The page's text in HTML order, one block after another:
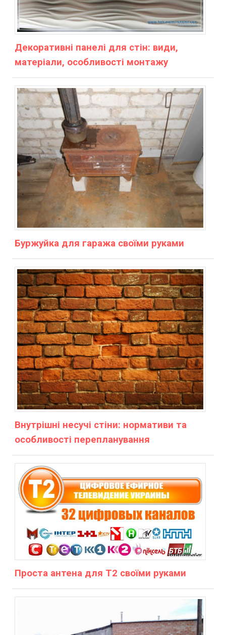
Декоративні панелі для стін: види,
матеріали, особливості монтажу
Буржуйка для гаража своїми руками
Внутрішні несучі стіни: нормативи та
особливості перепланування
Проста антена для Т2 своїми руками